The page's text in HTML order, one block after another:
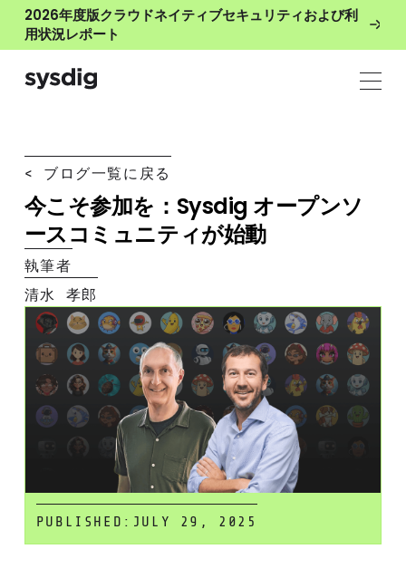
2026年度版クラウドネイティブセキュリティおよび利
用状況レポート
< ブログ一覧に戻る
今こそ参加を：Sysdig オープンソ
ースコミュニティが始動
執筆者
清水 孝郎
PUBLISHED: JULY 29, 2025